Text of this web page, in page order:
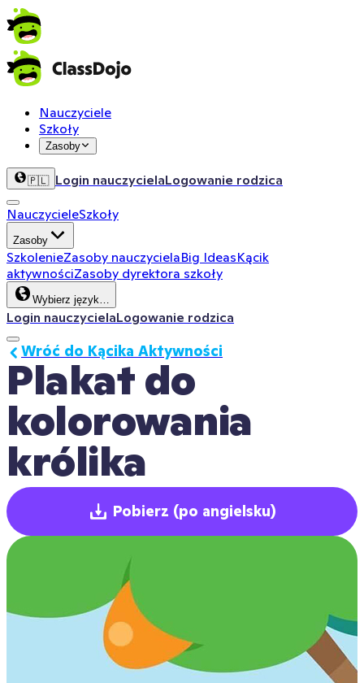
Nauczyciele
Szkoły
Zasoby
🇵🇱 Login nauczycielaLogowanie rodzica
NauczycieleSzkoły
Zasoby
SzkolenieZasoby nauczycielaBig IdeasKącik
aktywnościZasoby dyrektora szkoły
Wybierz język…
Login nauczycielaLogowanie rodzica
Plakat do
kolorowania
królika
Wróć do Kącika Aktywności
Pobierz (po angielsku)